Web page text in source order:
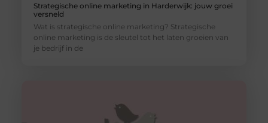
Strategische online marketing in Harderwijk: jouw groei
versneld
Wat is strategische online marketing? Strategische
online marketing is de sleutel tot het laten groeien van
je bedrijf in de